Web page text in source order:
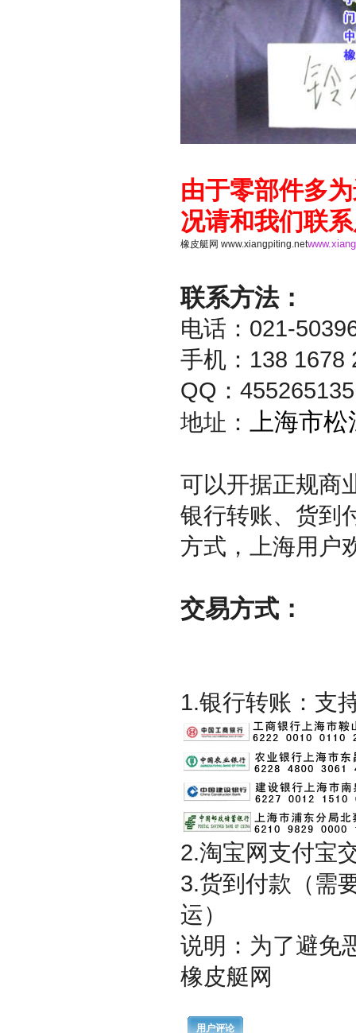
由于零部件多
况请和我们联
橡皮艇网 www.xiangpiting.net
联系方法：
电话：021-
手机：138 1678
QQ：
地址：
上海市
可以开据正规商
银行转账、货到
方式，上海用户
交易方式：
1.银行转账：支
2.淘宝网支付宝
3.货到付款（需
运）
说明：为了避免
橡皮艇网
用户评论